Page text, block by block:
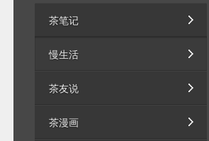
茶笔记
慢生活
茶友说
茶漫画